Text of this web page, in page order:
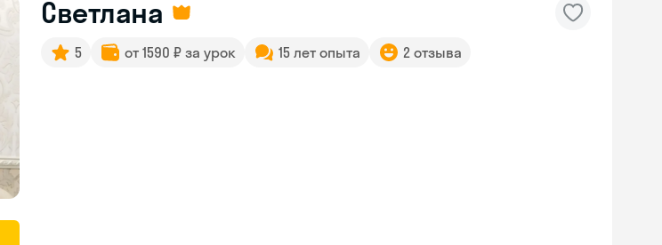
Светлана
5 от 1590 ₽ за урок 15 лет опыта 2 отзыва